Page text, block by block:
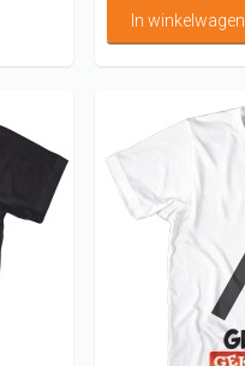
In winkelwagen